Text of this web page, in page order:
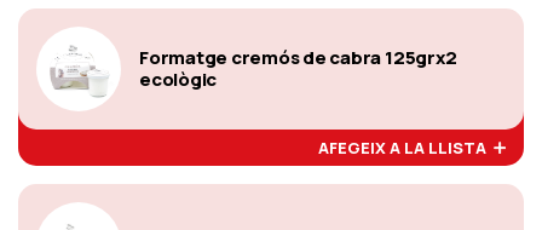
Formatge cremós de cabra 125grx2
ecològic
AFEGEIX A LA LLISTA